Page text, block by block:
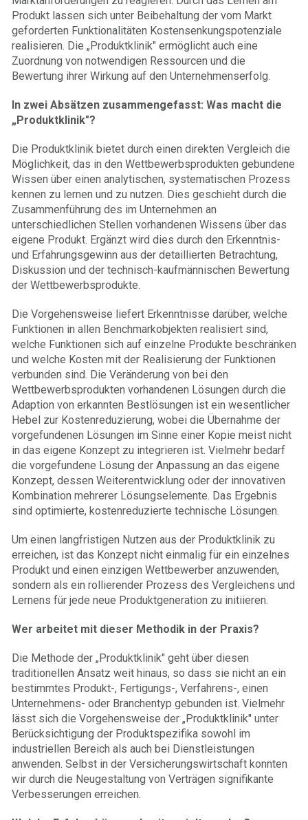
Produkt lassen sich unter Beibehaltung der vom Markt
geforderten Funktionalitäten Kostensenkungspotenziale
realisieren. Die „Produktklinik" ermöglicht auch eine
Zuordnung von notwendigen Ressourcen und die
Bewertung ihrer Wirkung auf den Unternehmenserfolg.
In zwei Absätzen zusammengefasst: Was macht die
„Produktklinik"?
Die Produktklinik bietet durch einen direkten Vergleich die
Möglichkeit, das in den Wettbewerbsprodukten gebun­dene
Wissen über einen ana­lytischen, systematischen Prozess
kennen zu lernen und zu nutzen. Dies geschieht durch die
Zusammenführung des im Unternehmen an
unterschiedlichen Stellen vorhandenen Wissens über das
eigene Produkt. Ergänzt wird dies durch den Erkenntnis-
und Erfahrungsgewinn aus der detaillierten Betrachtung,
Diskussion und der technisch-kaufmännischen Bewertung
der Wettbewerbsprodukte.
Die Vorgehensweise liefert Erkenntnisse darüber, welche
Funktionen in allen Benchmarkobjekten realisiert sind,
welche Funktionen sich auf einzelne Produkte beschränken
und welche Kosten mit der Realisierung der Funktionen
verbunden sind. Die Veränderung von bei den
Wettbewerbsprodukten vorhandenen Lösungen durch die
Adaption von erkannten Bestlösungen ist ein wesentlicher
Hebel zur Kostenreduzierung, wobei die Übernahme der
vorgefundenen Lösungen im Sinne einer Kopie meist nicht
in das eigene Konzept zu integrieren ist. Vielmehr bedarf
die vorgefundene Lösung der Anpassung an das eigene
Konzept, dessen Weiterentwicklung oder der innovativen
Kombination mehrerer Lösungselemente. Das Ergebnis
sind optimierte, kostenreduzierte technische Lösungen.
Um einen langfristigen Nutzen aus der Produktklinik zu
erreichen, ist das Konzept nicht einmalig für ein einzelnes
Produkt und einen einzigen Wettbewerber anzuwenden,
sondern als ein rollierender Pro­zess des Vergleichens und
Lernens für jede neue Pro­duktgeneration zu initi­ieren.
Wer arbeitet mit dieser Methodik in der Praxis?
Die Methode der „Produktklinik" geht über diesen
traditionellen Ansatz weit hinaus, so dass sie nicht an ein
bestimmtes Produkt-, Fertigungs-, Verfahrens-, einen
Unternehmens- oder Branchentyp gebunden ist. Vielmehr
lässt sich die Vorgehensweise der „Produktklinik" unter
Berücksichtigung der Produktspezifika sowohl im
industriellen Bereich als auch bei Dienstleistungen
anwenden. Selbst in der Versicherungswirtschaft konnten
wir durch die Neugestaltung von Verträgen signifikante
Verbesserungen erreichen.